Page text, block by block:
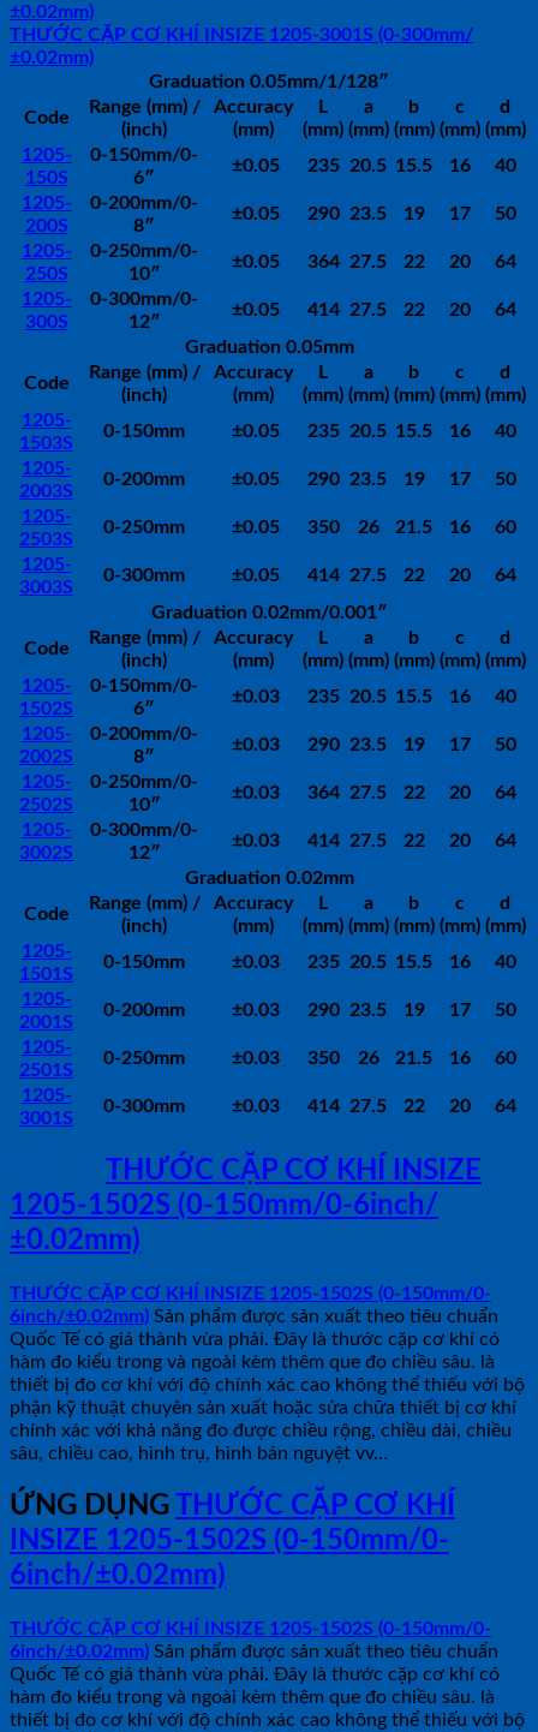
±0.02mm)
THƯỚC CẶP CƠ KHÍ INSIZE 1205-3001S (0-300mm/
±0.02mm)
Graduation 0.05mm/1/128″
Code
Range (mm) /
(inch)
Accuracy
(mm)
L
(mm)
a
(mm)
b
(mm)
c
(mm)
d
(mm)
1205-
150S
0-150mm/0-
6″
±0.05 235 20.5 15.5 16
40
1205-
200S
0-200mm/0-
8″
±0.05 290 23.5 19 17
50
1205-
250S
0-250mm/0-
10″
±0.05 364 27.5 22 20
64
1205-
300S
0-300mm/0-
12″
±0.05 414 27.5 22 20
64
Graduation 0.05mm
Code
Range (mm) /
(inch)
Accuracy
(mm)
L
(mm)
a
(mm)
b
(mm)
c
(mm)
d
(mm)
1205-
1503S
0-150mm ±0.05 235 20.5 15.5 16
40
1205-
2003S
0-200mm ±0.05 290 23.5 19 17
50
1205-
2503S
0-250mm ±0.05 350 26 21.5 16
60
1205-
3003S
0-300mm ±0.05 414 27.5 22 20
64
Graduation 0.02mm/0.001″
Code
Range (mm) /
(inch)
Accuracy
(mm)
L
(mm)
a
(mm)
b
(mm)
c
(mm)
d
(mm)
1205-
1502S
0-150mm/0-
6″
±0.03 235 20.5 15.5 16
40
1205-
2002S
0-200mm/0-
8″
±0.03 290 23.5 19 17
50
1205-
2502S
0-250mm/0-
10″
±0.03 364 27.5 22 20
64
1205-
3002S
0-300mm/0-
12″
±0.03 414 27.5 22 20
64
Graduation 0.02mm
Code
Range (mm) /
(inch)
Accuracy
(mm)
L
(mm)
a
(mm)
b
(mm)
c
(mm)
d
(mm)
1205-
1501S
0-150mm ±0.03 235 20.5 15.5 16
40
1205-
2001S
0-200mm ±0.03 290 23.5 19 17
50
1205-
2501S
0-250mm ±0.03 350 26 21.5 16
60
1205-
3001S
0-300mm ±0.03 414 27.5 22 20 64
THƯỚC CẶP CƠ KHÍ INSIZE
1205-1502S (0-150mm/0-6inch/
±0.02mm)
THƯỚC CẶP CƠ KHÍ INSIZE 1205-1502S (0-150mm/0-
6inch/±0.02mm) Sản phẩm được sản xuất theo tiêu chuẩn
Quốc Tế có giá thành vừa phải. Đây là thước cặp cơ khí có
hàm đo kiểu trong và ngoài kèm thêm que đo chiều sâu. là
thiết bị đo cơ khí với độ chính xác cao không thể thiếu với bộ
phận kỹ thuật chuyên sản xuất hoặc sửa chữa thiết bị cơ khí
chính xác với khả năng đo được chiều rộng, chiều dài, chiều
sâu, chiều cao, hình trụ, hình bán nguyệt vv…
ỨNG DỤNG THƯỚC CẶP CƠ KHÍ
INSIZE 1205-1502S (0-150mm/0-
6inch/±0.02mm)
THƯỚC CẶP CƠ KHÍ INSIZE 1205-1502S (0-150mm/0-
6inch/±0.02mm) Sản phẩm được sản xuất theo tiêu chuẩn
Quốc Tế có giá thành vừa phải. Đây là thước cặp cơ khí có
hàm đo kiểu trong và ngoài kèm thêm que đo chiều sâu. là
thiết bị đo cơ khí với độ chính xác cao không thể thiếu với bộ